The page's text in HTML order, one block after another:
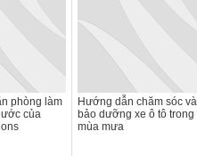
phòng làm
của
Hướng dẫn chăm sóc và
bảo dưỡng xe ô tô trong
mùa mưa